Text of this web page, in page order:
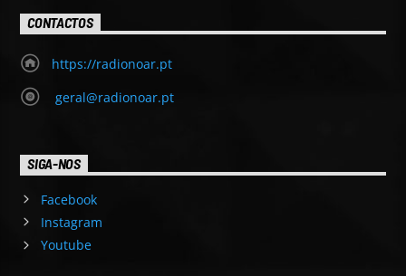
CONTACTOS
https://radionoar.pt
geral@radionoar.pt
SIGA-NOS
Facebook
Instagram
Youtube